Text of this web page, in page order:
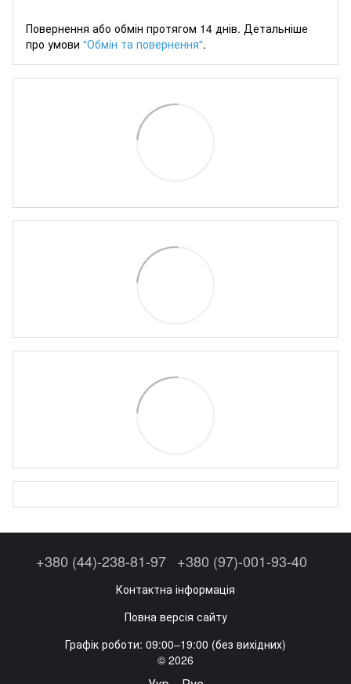
Повернення або обмін протягом 14 днів. Детальніше
про умови "Обмін та повернення".
+380 (44)-238-81-97 +380 (97)-001-93-40
Контактна інформація
Повна версія сайту
Графік роботи: 09:00–19:00 (без вихідних)
© 2026